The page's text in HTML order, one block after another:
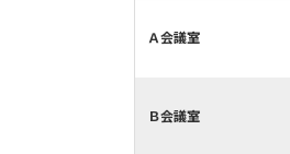
Ａ会議室
Ｂ会議室